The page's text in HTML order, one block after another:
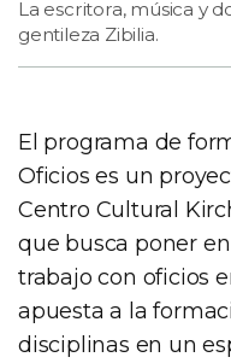
La escritora, música y
gentileza Zibilia.
El programa de
Oficios es un
Centro Cultural
que busca poner
trabajo con oficios
apuesta a la
disciplinas en un